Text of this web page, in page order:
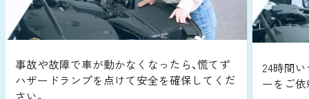
事故や故障で車が動かなくなったら、慌てず
ハザードランプを点けて安全を確保してくだ
24時間い
ーをご依